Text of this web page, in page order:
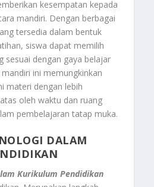
kesempatan kepada
mandiri. Dengan berbagai
tersedia dalam bentuk
siswa dapat memilih
sesuai dengan gaya belajar
ini memungkinkan
materi dengan lebih
oleh waktu dan ruang
pembelajaran tatap muka.
DALAM
Kurikulum Pendidikan